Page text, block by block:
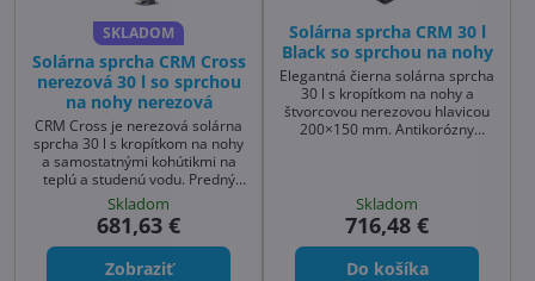
SKLADOM
Solárna sprcha CRM Cross
nerezová 30 l so sprchou
na nohy nerezová
CRM Cross je nerezová solárna
sprcha 30 l s kropítkom na nohy
a samostatnými kohútikmi na
teplú a studenú vodu. Predný
diel z nerezu, ružica Ø 160 mm,
napojenie 1/2". Elegantná a
odolná sprcha k bazénu aj
solárna sprcha do záhrady.
Skladom
681,63 €
Zobraziť
Solárna sprcha CRM 30 l
Black so sprchou na nohy
Elegantná čierna solárna sprcha
30 l s kropítkom na nohy a
štvorcovou nerezovou hlavicou
200×150 mm. Antikorózny
do každej záhrady či k bazénu.
Skladom
716,48 €
Do košíka